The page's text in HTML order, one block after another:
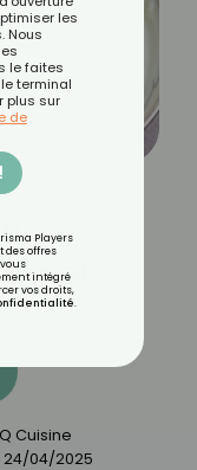
Cuisine
24/04/2025
les
Nous
le faites
terminal
plus sur
de
Players
des offres
intégré
vos droits,
.